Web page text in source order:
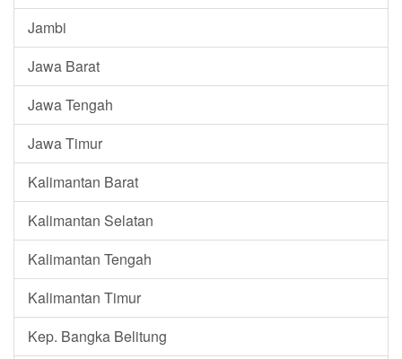
Jambi
Jawa Barat
Jawa Tengah
Jawa Timur
Kalimantan Barat
Kalimantan Selatan
Kalimantan Tengah
Kalimantan Timur
Kep. Bangka Belitung